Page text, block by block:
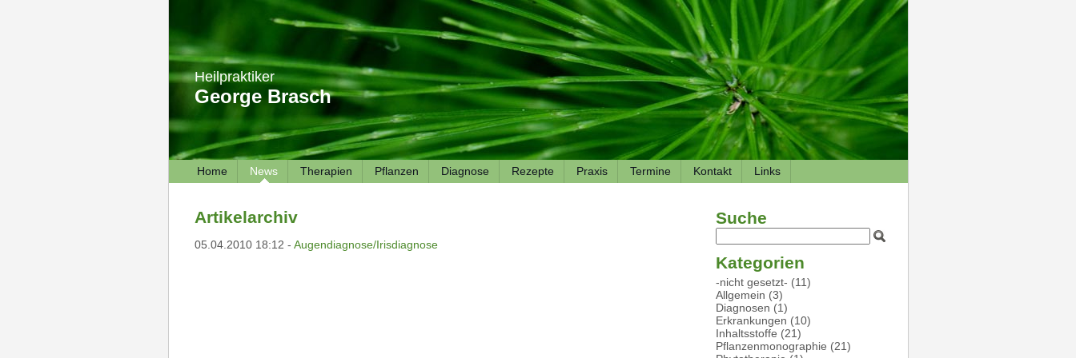
Heilpraktiker
George Brasch
Home News Therapien Pflanzen Diagnose Rezepte Praxis Termine Kontakt Links
Artikelarchiv
05.04.2010 18:12 - Augendiagnose/Irisdiagnose
Suche
Kategorien
-nicht gesetzt- (11)
Allgemein (3)
Diagnosen (1)
Erkrankungen (10)
Inhaltsstoffe (21)
Pflanzenmonographie (21)